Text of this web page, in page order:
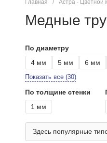
Главная / Астра - Цветной
Медные
По диаметру
4 мм
5 мм 6 мм
Показать все (30)
По толщине стенки
1 мм
Здесь популярные